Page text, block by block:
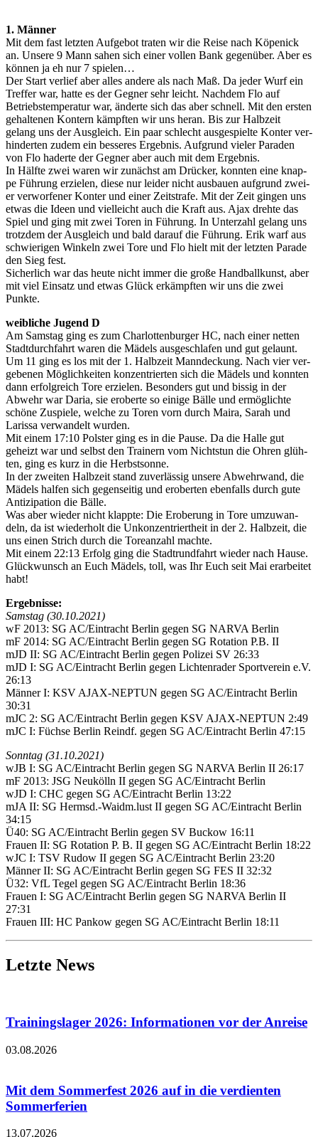
1. Män­ner
Mit dem fast letz­ten Auf­ge­bot tra­ten wir die Rei­se nach Köpe­nick
an. Unse­re 9 Mann sahen sich einer vol­len Bank gegen­über. Aber es
kön­nen ja eh nur 7 spie­len…
Der Start ver­lief aber alles ande­re als nach Maß. Da jeder Wurf ein
Tref­fer war, hat­te es der Geg­ner sehr leicht. Nach­dem Flo auf
Betriebs­tem­pe­ra­tur war, änder­te sich das aber schnell. Mit den ers­ten
gehal­te­nen Kon­tern kämpf­ten wir uns her­an. Bis zur Halb­zeit
gelang uns der Aus­gleich. Ein paar schlecht aus­ge­spiel­te Kon­ter ver­
hin­der­ten zudem ein bes­se­res Ergeb­nis. Auf­grund vie­ler Para­den
von Flo hader­te der Geg­ner aber auch mit dem Ergeb­nis.
In Hälf­te zwei waren wir zunächst am Drü­cker, konn­ten eine knap­
pe Füh­rung erzie­len, die­se nur lei­der nicht aus­bau­en auf­grund zwei­
er ver­wor­fe­ner Kon­ter und einer Zeit­stra­fe. Mit der Zeit gin­gen uns
etwas die Ideen und viel­leicht auch die Kraft aus. Ajax dreh­te das
Spiel und ging mit zwei Toren in Füh­rung. In Unter­zahl gelang uns
trotz­dem der Aus­gleich und bald dar­auf die Füh­rung. Erik warf aus
schwie­ri­gen Win­keln zwei Tore und Flo hielt mit der letz­ten Para­de
den Sieg fest.
Sicher­lich war das heu­te nicht immer die gro­ße Hand­ball­kunst, aber
mit viel Ein­satz und etwas Glück erkämpf­ten wir uns die zwei
Punk­te.
weib­li­che Jugend D
Am Sams­tag ging es zum Char­lot­ten­bur­ger HC, nach einer net­ten
Stadt­durch­fahrt waren die Mädels aus­ge­schla­fen und gut gelaunt.
Um 11 ging es los mit der 1. Halb­zeit Mann­de­ckung. Nach vier ver­
ge­be­nen Mög­lich­kei­ten kon­zen­trier­ten sich die Mädels und konn­ten
dann erfolg­reich Tore erzie­len. Beson­ders gut und bis­sig in der
Abwehr war Daria, sie erober­te so eini­ge Bäl­le und ermög­lich­te
schö­ne Zuspie­le, wel­che zu Toren vorn durch Mai­ra, Sarah und
Laris­sa ver­wan­delt wur­den.
Mit einem 17:10 Pols­ter ging es in die Pau­se. Da die Hal­le gut
geheizt war und selbst den Trai­nern vom Nichts­tun die Ohren glüh­
ten, ging es kurz in die Herbst­son­ne.
In der zwei­ten Halb­zeit stand zuver­läs­sig unse­re Abwehr­wand, die
Mädels hal­fen sich gegen­sei­tig und erober­ten eben­falls durch gute
Anti­zi­pa­ti­on die Bäl­le.
Was aber wie­der nicht klapp­te: Die Erobe­rung in Tore umzu­wan­
deln, da ist wie­der­holt die Unkon­zen­triert­heit in der 2. Halb­zeit, die
uns einen Strich durch die Tore­an­zahl mach­te.
Mit einem 22:13 Erfolg ging die Stadt­rund­fahrt wie­der nach Hau­se.
Glück­wunsch an Euch Mädels, toll, was Ihr Euch seit Mai erar­bei­tet
habt!
Ergeb­nis­se:
Sams­tag (30.10.2021)
wF 2013: SG AC/Eintracht Ber­lin gegen SG NAR­VA Ber­lin
mF 2014: SG AC/Eintracht Ber­lin gegen SG Rota­ti­on P.B. II
mJD II: SG AC/Eintracht Ber­lin gegen Poli­zei SV 26:33
mJD I: SG AC/Eintracht Ber­lin gegen Lich­ten­ra­der Sport­ver­ein e.V.
26:13
Män­ner I: KSV AJAX-NEP­TUN gegen SG AC/Eintracht Ber­lin
30:31
mJC 2: SG AC/Eintracht Ber­lin gegen KSV AJAX-NEP­TUN 2:49
mJC I: Füch­se Ber­lin Reindf. gegen SG AC/Eintracht Ber­lin 47:15
Sonn­tag (31.10.2021)
wJB I: SG AC/Eintracht Ber­lin gegen SG NAR­VA Ber­lin II 26:17
mF 2013: JSG Neu­kölln II gegen SG AC/Eintracht Ber­lin
wJD I: CHC gegen SG AC/Eintracht Ber­lin 13:22
mJA II: SG Hermsd.-Waidm.lust II gegen SG AC/Eintracht Ber­lin
34:15
Ü40: SG AC/Eintracht Ber­lin gegen SV Buc­kow 16:11
Frau­en II: SG Rota­ti­on P. B. II gegen SG AC/Eintracht Ber­lin 18:22
wJC I: TSV Rudow II gegen SG AC/Eintracht Ber­lin 23:20
Män­ner II: SG AC/Eintracht Ber­lin gegen SG FES II 32:32
Ü32: VfL Tegel gegen SG AC/Eintracht Ber­lin 18:36
Frau­en I: SG AC/Eintracht Ber­lin gegen SG NAR­VA Ber­lin II
27:31
Frau­en III: HC Pan­kow gegen SG AC/Eintracht Ber­lin 18:11
Letzte News
Trainingslager 2026: Informationen vor der Anreise
03.08.2026
Mit dem Sommerfest 2026 auf in die verdienten
Sommerferien
13.07.2026